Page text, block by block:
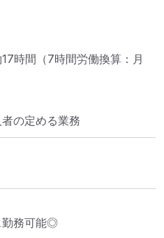
時間（7時間労働換算：月
の定める業務
勤務可能◎